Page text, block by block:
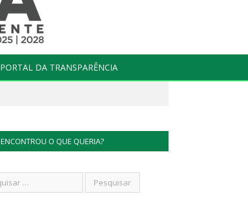
PORTAL DA TRANSPARÊNCIA
O QUE QUERIA?